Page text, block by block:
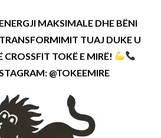
MAKSIMALE DHE BËNI
TUAJ DUKE U
CROSSFIT TOKË E MIRË!
@TOKEEMIRE